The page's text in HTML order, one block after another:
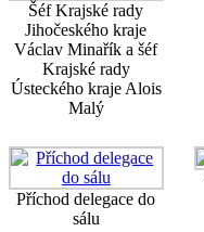
Šéf Krajské rady
Jihočeského kraje
Václav Minařík a šéf
Krajské rady
Ústeckého kraje Alois
Malý
Příchod delegace do
sálu